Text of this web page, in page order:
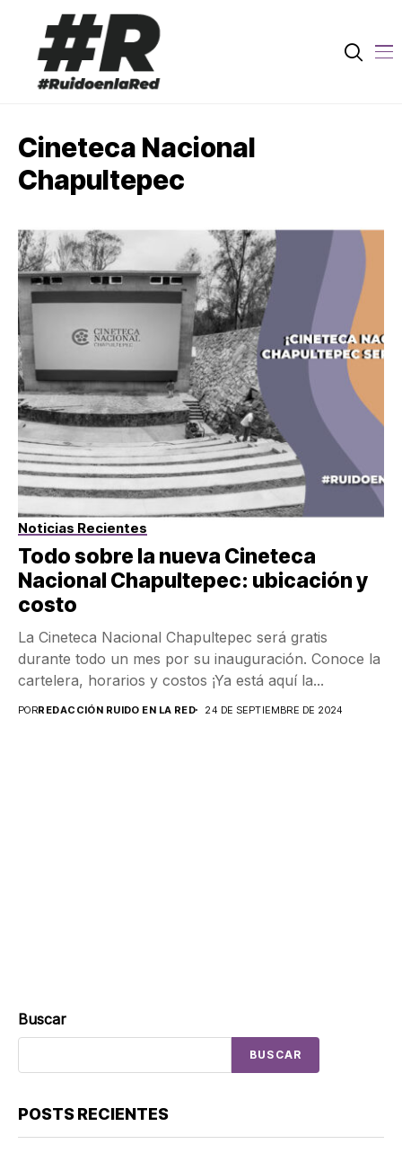
Cineteca Nacional
Chapultepec
Noticias Recientes
Todo sobre la nueva Cineteca
Nacional Chapultepec: ubicación y
costo
La Cineteca Nacional Chapultepec será gratis
durante todo un mes por su inauguración. Conoce la
cartelera, horarios y costos ¡Ya está aquí la...
PORREDACCIÓN RUIDO EN LA RED 24 DE SEPTIEMBRE DE 2024
Buscar
BUSCAR
POSTS RECIENTES